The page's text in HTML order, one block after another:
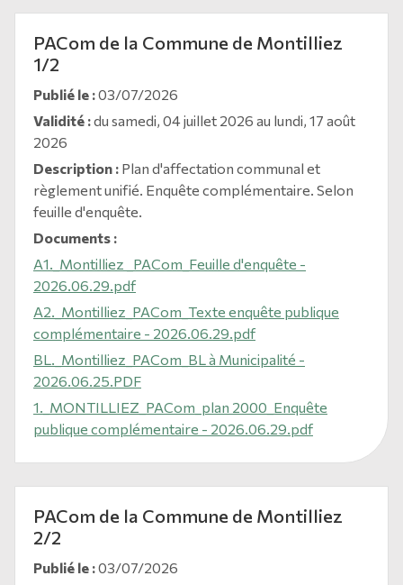
PACom de la Commune de Montilliez
1/2
Publié le :03/07/2026
Validité :du samedi, 04 juillet 2026 au lundi, 17 août
2026
Description : Plan d'affectation communal et
règlement unifié. Enquête complémentaire. Selon
feuille d'enquête.
Documents :
A1._Montilliez _PACom_Feuille d'enquête -
2026.06.29.pdf
A2._Montilliez_PACom_Texte enquête publique
complémentaire - 2026.06.29.pdf
BL._Montilliez_PACom_BL à Municipalité -
2026.06.25.PDF
1._MONTILLIEZ_PACom_plan 2000_Enquête
publique complémentaire - 2026.06.29.pdf
PACom de la Commune de Montilliez
2/2
Publié le :03/07/2026